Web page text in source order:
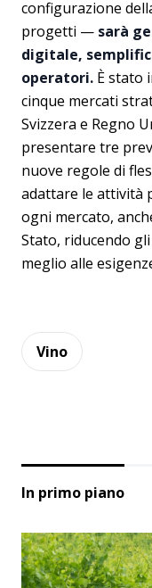
configurazione
progetti — sarà
digitale,
operatori. È stato
cinque mercati
Svizzera e Regno
presentare tre
nuove regole di
adattare le attività
ogni mercato,
Stato, riducendo
meglio alle
Vino
In primo piano